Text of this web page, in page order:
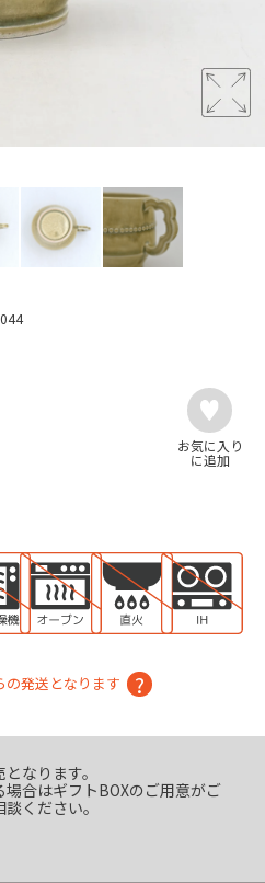
発送となります
なります。
合はギフトBOXのご用意がご
ください。